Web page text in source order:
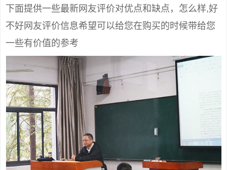
下面提供一些最新网友评价对优点和缺点，怎么样,好
不好网友评价信息希望可以给您在购买的时候带给您
一些有价值的参考